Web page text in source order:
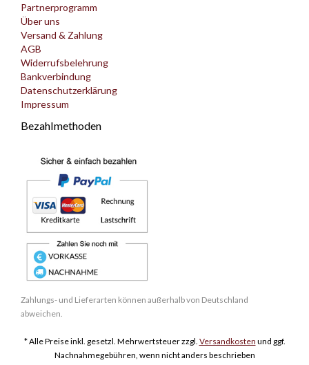
Partnerprogramm
Über uns
Versand & Zahlung
AGB
Widerrufsbelehrung
Bankverbindung
Datenschutzerklärung
Impressum
Bezahlmethoden
Zahlungs- und Lieferarten können außerhalb von Deutschland
abweichen.
* Alle Preise inkl. gesetzl. Mehrwertsteuer zzgl. Versandkosten und ggf.
Nachnahmegebühren, wenn nicht anders beschrieben